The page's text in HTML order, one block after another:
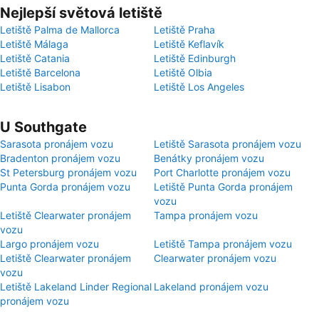
Nejlepší světová letiště
Letiště Palma de Mallorca
Letiště Praha
Letiště Málaga
Letiště Keflavík
Letiště Catania
Letiště Edinburgh
Letiště Barcelona
Letiště Olbia
Letiště Lisabon
Letiště Los Angeles
U Southgate
Sarasota pronájem vozu
Letiště Sarasota pronájem vozu
Bradenton pronájem vozu
Benátky pronájem vozu
St Petersburg pronájem vozu
Port Charlotte pronájem vozu
Punta Gorda pronájem vozu
Letiště Punta Gorda pronájem
vozu
Letiště Clearwater pronájem
vozu
Tampa pronájem vozu
Largo pronájem vozu
Letiště Tampa pronájem vozu
Letiště Clearwater pronájem
vozu
Clearwater pronájem vozu
Letiště Lakeland Linder Regional
pronájem vozu
Lakeland pronájem vozu